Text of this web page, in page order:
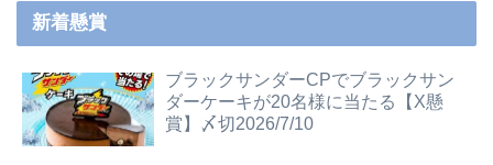
新着懸賞
ブラックサンダーCPでブラックサン
ダーケーキが20名様に当たる【X懸
賞】〆切2026/7/10